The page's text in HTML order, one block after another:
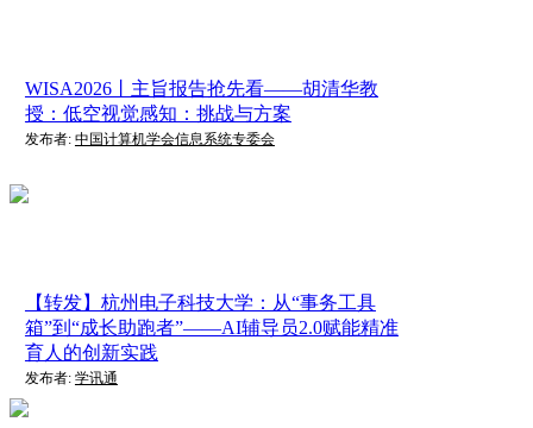
WISA2026丨主旨报告抢先看——胡清华教
授：低空视觉感知：挑战与方案
发布者: 中国计算机学会信息系统专委会
【转发】杭州电子科技大学：从“事务工具
箱”到“成长助跑者”——AI辅导员2.0赋能精准
育人的创新实践
发布者: 学讯通